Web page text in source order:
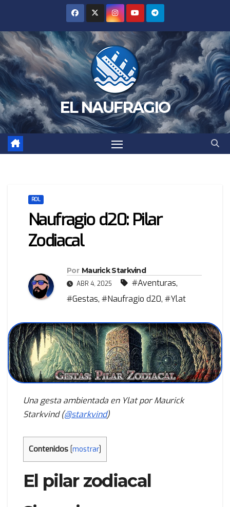
contenido
EL NAUFRAGIO
ROL
Naufragio d20: Pilar
Zodiacal
Por Maurick Starkvind
ABR 4, 2025 #Aventuras,
#Gestas, #Naufragio d20, #Ylat
Una gesta ambientada en Ylat por Maurick
Starkvind (@starkvind)
Contenidos [mostrar]
El pilar zodiacal